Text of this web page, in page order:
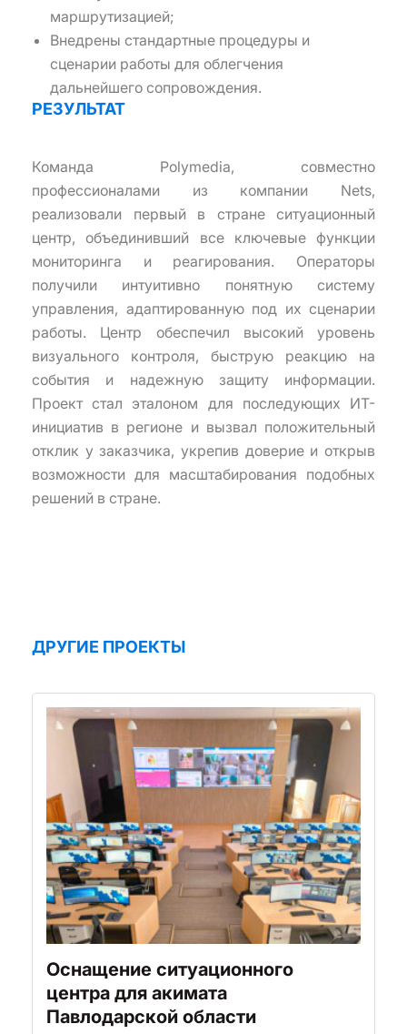
маршрутизацией;
Внедрены стандартные процедуры и
сценарии работы для облегчения
дальнейшего сопровождения.
РЕЗУЛЬТАТ
Команда Polymedia, совместно
профессионалами из компании Nets,
реализовали первый в стране ситуационный
центр, объединивший все ключевые функции
мониторинга и реагирования. Операторы
получили интуитивно понятную систему
управления, адаптированную под их сценарии
работы. Центр обеспечил высокий уровень
визуального контроля, быструю реакцию на
события и надежную защиту информации.
Проект стал эталоном для последующих ИТ-
инициатив в регионе и вызвал положительный
отклик у заказчика, укрепив доверие и открыв
возможности для масштабирования подобных
решений в стране.
ДРУГИЕ ПРОЕКТЫ
Оснащение ситуационного
центра для акимата
Павлодарской области